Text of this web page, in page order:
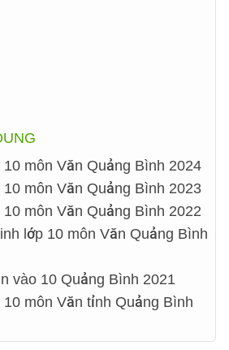
môn Văn Quảng Bình 2024
môn Văn Quảng Bình 2023
môn Văn Quảng Bình 2022
lớp 10 môn Văn Quảng Bình
vào 10 Quảng Bình 2021
môn Văn tỉnh Quảng Bình